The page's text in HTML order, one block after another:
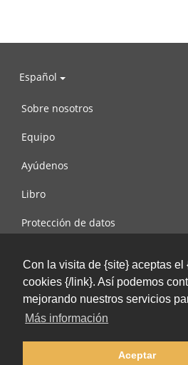
Con la visita de {site} aceptas el
cookies {/link}. Así podemos
mejorando nuestros servicios
Más información
Aceptar
Español
Sobre nosotros
Equipo
Ayúdenos
Libro
Protección de datos
Contáctenos